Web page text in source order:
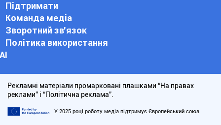
Підтримати
Команда медіа
Зворотний зв'язок
Політика використання
АІ
Рекламні матеріали промарковані плашками “На правах
реклами” і “Політична реклама”.
У 2025 році роботу медіа підтримує Європейський союз